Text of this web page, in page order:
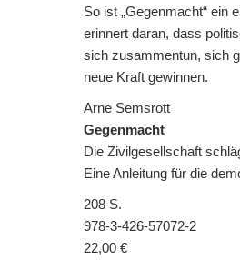
So ist „Gegenmacht“ ein
erinnert daran, dass
sich zusammentun, sich
neue Kraft gewinnen.
Arne Semsrott
Gegenmacht
Die Zivilgesellschaft
Eine Anleitung für die
208 S.
978-3-426-57072-2
22,00 €